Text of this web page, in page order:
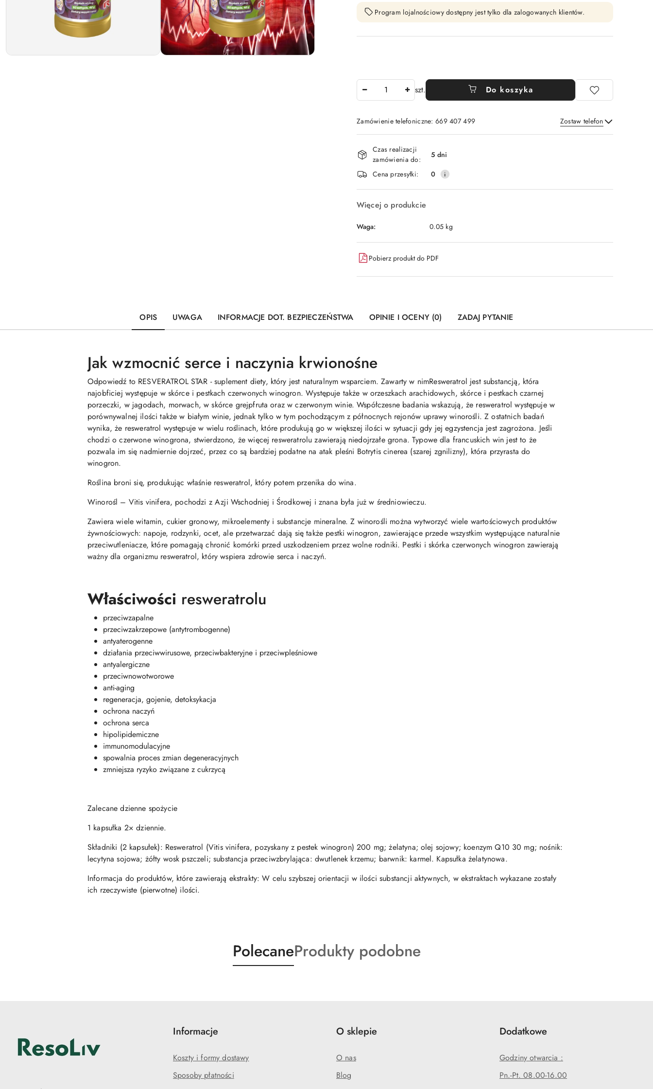
Program lojalnościowy dostępny jest tylko dla zalogowanych klientów.
szt. Do koszyka
Zamówienie telefoniczne: 669 407 499 Zostaw telefon
Wyślij
Dostępność
i
dostawa
Czas realizacji
zamówienia do:
5 dni
Cena przesyłki:
0
Więcej o produkcie
Waga: 0.05 kg
Pobierz produkt do PDF
OPIS UWAGA INFORMACJE DOT. BEZPIECZEŃSTWA OPINIE I OCENY (0) ZADAJ PYTANIE
Jak wzmocnić serce i naczynia krwionośne
Odpowiedź to RESVERATROL STAR - suplement diety, który jest naturalnym wsparciem. Zawarty w nimResweratrol jest substancją, która
najobficiej występuje w skórce i pestkach czerwonych winogron. Występuje także w orzeszkach arachidowych, skórce i pestkach czarnej
porzeczki, w jagodach, morwach, w skórce grejpfruta oraz w czerwonym winie. Współczesne badania wskazują, że resweratrol występuje w
porównywalnej ilości także w białym winie, jednak tylko w tym pochodzącym z północnych rejonów uprawy winorośli. Z ostatnich badań
wynika, że resweratrol występuje w wielu roślinach, które produkują go w większej ilości w sytuacji gdy jej egzystencja jest zagrożona. Jeśli
chodzi o czerwone winogrona, stwierdzono, że więcej resweratrolu zawierają niedojrzałe grona. Typowe dla francuskich win jest to że
pozwala im się nadmiernie dojrzeć, przez co są bardziej podatne na atak pleśni Botrytis cinerea (szarej zgnilizny), która przyrasta do
winogron.
Roślina broni się, produkując właśnie resweratrol, który potem przenika do wina.
Winorośl – Vitis vinifera, pochodzi z Azji Wschodniej i Środkowej i znana była już w średniowieczu.
Zawiera wiele witamin, cukier gronowy, mikroelementy i substancje mineralne. Z winorośli można wytworzyć wiele wartościowych produktów
żywnościowych: napoje, rodzynki, ocet, ale przetwarzać dają się także pestki winogron, zawierające przede wszystkim występujące naturalnie
przeciwutleniacze, które pomagają chronić komórki przed uszkodzeniem przez wolne rodniki. Pestki i skórka czerwonych winogron zawierają
ważny dla organizmu resweratrol, który wspiera zdrowie serca i naczyń.
Właściwości resweratrolu
przeciwzapalne
przeciwzakrzepowe (antytrombogenne)
antyaterogenne
działania przeciwwirusowe, przeciwbakteryjne i przeciwpleśniowe
antyalergiczne
przeciwnowotworowe
anti-aging
regeneracja, gojenie, detoksykacja
ochrona naczyń
ochrona serca
hipolipidemiczne
immunomodulacyjne
spowalnia proces zmian degeneracyjnych
zmniejsza ryzyko związane z cukrzycą
Zalecane dzienne spożycie
1 kapsułka 2× dziennie.
Składniki (2 kapsułek): Resweratrol (Vitis vinifera, pozyskany z pestek winogron) 200 mg; żelatyna; olej sojowy; koenzym Q10 30 mg; nośnik:
lecytyna sojowa; żółty wosk pszczeli; substancja przeciwzbrylająca: dwutlenek krzemu; barwnik: karmel. Kapsułka żelatynowa.
Informacja do produktów, które zawierają ekstrakty: W celu szybszej orientacji w ilości substancji aktywnych, w ekstraktach wykazane zostały
ich rzeczywiste (pierwotne) ilości.
Produkty
o
PolecaneProdukty
o
Produkty podobne
Informacje
Koszty i formy dostawy
Sposoby płatności
O sklepie
O nas
Blog
Dodatkowe
Godziny otwarcia :
Pn.-Pt. 08.00-16.00